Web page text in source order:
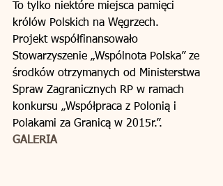
To tylko niektóre miejsca pamięci
królów Polskich na Węgrzech.
Projekt współfinansowało
Stowarzyszenie „Wspólnota Polska” ze
środków otrzymanych od Ministerstwa
Spraw Zagranicznych RP w ramach
konkursu „Współpraca z Polonią i
Polakami za Granicą w 2015r.”.
GALERIA